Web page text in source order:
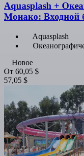
Aquasplash +
Монако: Входной
Aquasplash
Новое
От 60,05 $
57,05 $